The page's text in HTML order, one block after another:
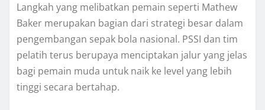
Langkah yang melibatkan pemain seperti Mathew
Baker merupakan bagian dari strategi besar dalam
pengembangan sepak bola nasional. PSSI dan tim
pelatih terus berupaya menciptakan jalur yang jelas
bagi pemain muda untuk naik ke level yang lebih
tinggi secara bertahap.